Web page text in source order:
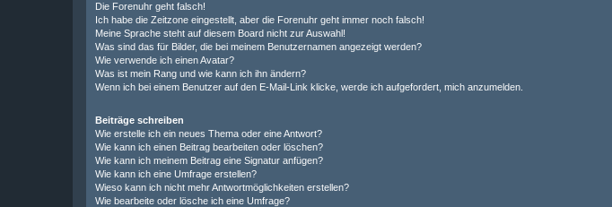
Die Forenuhr geht falsch!
Ich habe die Zeitzone eingestellt, aber die Forenuhr geht immer noch falsch!
Meine Sprache steht auf diesem Board nicht zur Auswahl!
Was sind das für Bilder, die bei meinem Benutzernamen angezeigt werden?
Wie verwende ich einen Avatar?
Was ist mein Rang und wie kann ich ihn ändern?
Wenn ich bei einem Benutzer auf den E-Mail-Link klicke, werde ich aufgefordert, mich anzumelden.
Beiträge schreiben
Wie erstelle ich ein neues Thema oder eine Antwort?
Wie kann ich einen Beitrag bearbeiten oder löschen?
Wie kann ich meinem Beitrag eine Signatur anfügen?
Wie kann ich eine Umfrage erstellen?
Wieso kann ich nicht mehr Antwortmöglichkeiten erstellen?
Wie bearbeite oder lösche ich eine Umfrage?